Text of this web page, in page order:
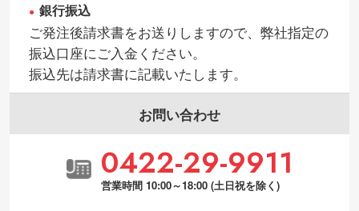
銀行振込
ご発注後請求書をお送りしますので、弊社指定の
振込口座にご入金ください。
振込先は請求書に記載いたします。
お問い合わせ
0422-29-9911
営業時間 10:00～18:00 (土日祝を除く)